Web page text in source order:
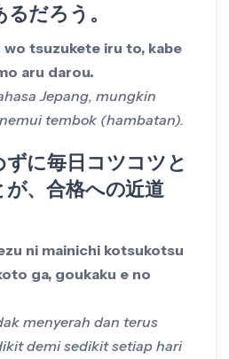
だろう。
tsuzukete iru to, kabe
aru darou.
Jepang, mungkin
tembok (hambatan).
に毎日コツコツと
、合格への近道
ni mainichi kotsukotsu
ga, goukaku e no
menyerah dan terus
demi sedikit setiap hari